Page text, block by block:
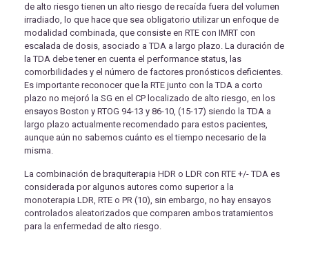
de alto riesgo tienen un alto riesgo de recaída fuera del volumen
irradiado, lo que hace que sea obligatorio utilizar un enfoque de
modalidad combinada, que consiste en RTE con IMRT con
escalada de dosis, asociado a TDA a largo plazo. La duración de
la TDA debe tener en cuenta el performance status, las
comorbilidades y el número de factores pronósticos deficientes.
Es importante reconocer que la RTE junto con la TDA a corto
plazo no mejoró la SG en el CP localizado de alto riesgo, en los
ensayos Boston y RTOG 94-13 y 86-10, (15-17) siendo la TDA a
largo plazo actualmente recomendado para estos pacientes,
aunque aún no sabemos cuánto es el tiempo necesario de la
misma.
La combinación de braquiterapia HDR o LDR con RTE +/- TDA es
considerada por algunos autores como superior a la
monoterapia LDR, RTE o PR (10), sin embargo, no hay ensayos
controlados aleatorizados que comparen ambos tratamientos
para la enfermedad de alto riesgo.